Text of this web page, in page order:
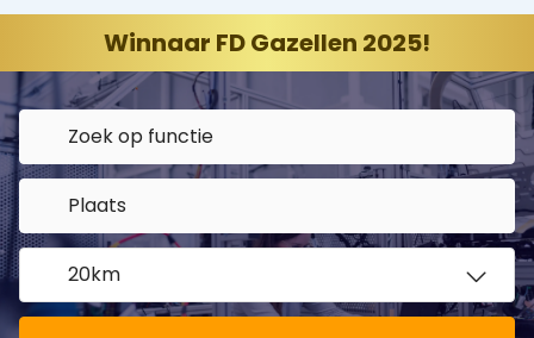
Winnaar FD Gazellen 2025!